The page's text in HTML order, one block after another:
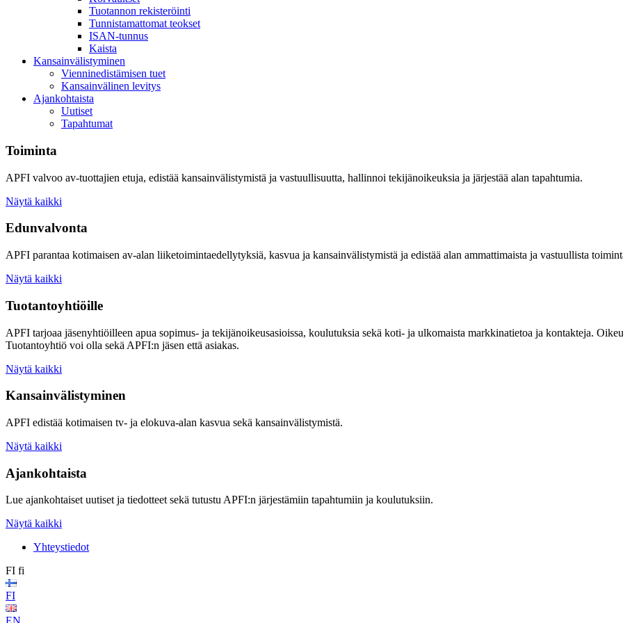
Tuotannon rekisteröinti
Tunnistamattomat teokset
ISAN-tunnus
Kaista
Kansainvälistyminen
Vienninedistämisen tuet
Kansainvälinen levitys
Ajankohtaista
Uutiset
Tapahtumat
Toiminta
APFI valvoo av-tuottajien etuja, edistää kansainvälistymistä ja vastuullisuutta, hallinnoi tekijänoikeuksia ja järjestää alan tapahtumia.
Näytä kaikki
Edunvalvonta
APFI parantaa kotimaisen av-alan liiketoimintaedellytyksiä, kasvua ja kansainvälistymistä ja edistää alan ammattimaista ja vastuullista
Näytä kaikki
Tuotantoyhtiöille
APFI tarjoaa jäsenyhtiöilleen apua sopimus- ja tekijänoikeusasioissa, koulutuksia sekä koti- ja ulkomaista markkinatietoa ja kontakteja.
Tuotantoyhtiö voi olla sekä APFI:n jäsen että asiakas.
Näytä kaikki
Kansainvälistyminen
APFI edistää kotimaisen tv- ja elokuva-alan kasvua sekä kansainvälistymistä.
Näytä kaikki
Ajankohtaista
Lue ajankohtaiset uutiset ja tiedotteet sekä tutustu APFI:n järjestämiin tapahtumiin ja koulutuksiin.
Näytä kaikki
Yhteystiedot
FI fi
FI